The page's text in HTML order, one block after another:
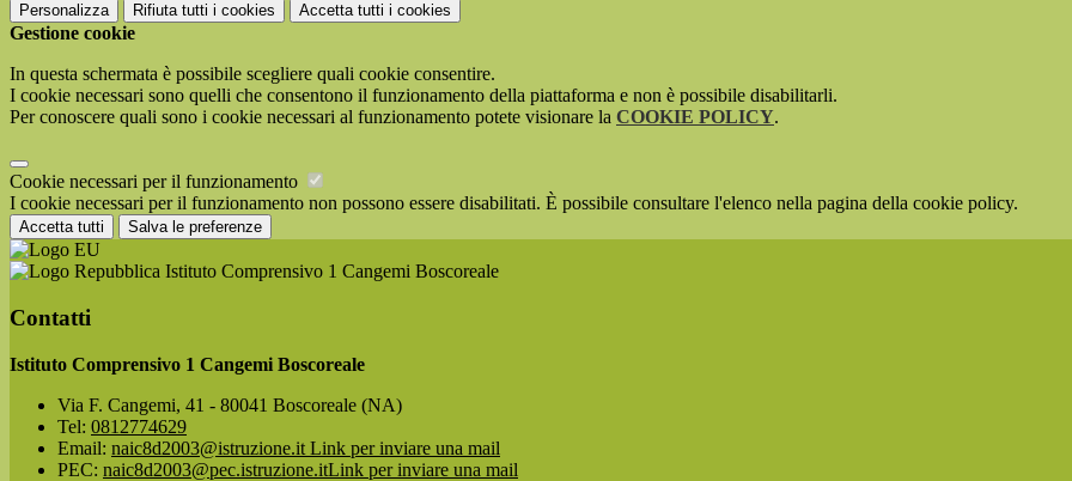
Personalizza Rifiuta tutti i cookies Accetta tutti i cookies
Gestione cookie
In questa schermata è possibile scegliere quali cookie consentire.
I cookie necessari sono quelli che consentono il funzionamento della piattaforma e non è possibile disabilitarli.
Per conoscere quali sono i cookie necessari al funzionamento potete visionare la COOKIE POLICY.
Cookie necessari per il funzionamento
I cookie necessari per il funzionamento non possono essere disabilitati. È possibile consultare l'elenco nella pagina della cookie policy.
Accetta tutti Salva le preferenze
Istituto Comprensivo 1 Cangemi Boscoreale
Contatti
Istituto Comprensivo 1 Cangemi Boscoreale
Via F. Cangemi, 41 - 80041 Boscoreale (NA)
Tel: 0812774629
Email: naic8d2003@istruzione.it Link per inviare una mail
PEC: naic8d2003@pec.istruzione.itLink per inviare una mail